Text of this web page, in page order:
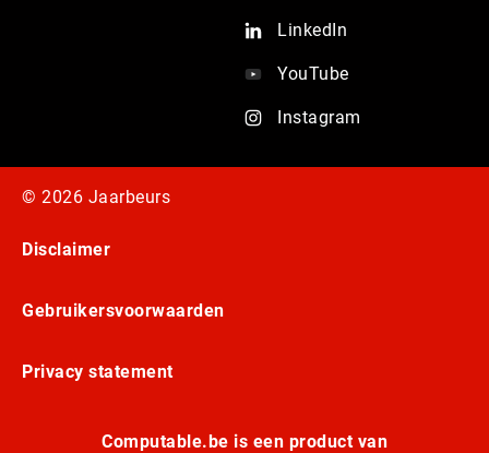
LinkedIn
YouTube
Instagram
© 2026 Jaarbeurs
Disclaimer
Gebruikersvoorwaarden
Privacy statement
Computable.be is een product van